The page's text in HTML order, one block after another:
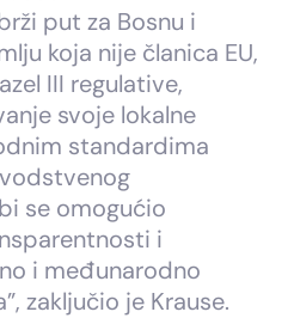
put za Bosnu i
koja nije članica EU,
III regulative,
svoje lokalne
standardima
se omogućio
i
i međunarodno
zaključio je Krause.